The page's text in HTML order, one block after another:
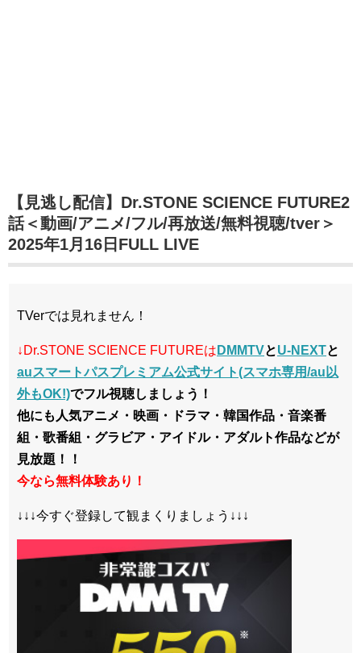
【見逃し配信】Dr.STONE SCIENCE FUTURE2
話＜動画/アニメ/フル/再放送/無料視聴/tver＞
2025年1月16日FULL LIVE
TVerでは見れません！
↓Dr.STONE SCIENCE FUTUREは DMMTVとU-NEXTと
auスマートパスプレミアム公式サイト(スマホ専用/au以
外もOK!)でフル視聴しましょう！
他にも人気アニメ・映画・ドラマ・韓国作品・音楽番
組・歌番組・グラビア・アイドル・アダルト作品などが
見放題！！
今なら無料体験あり！
↓↓↓今すぐ登録して観まくりましょう↓↓↓